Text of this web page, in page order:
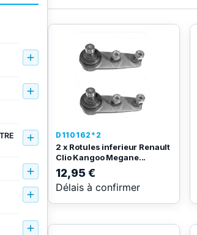
D110162*2
2 x Rotules inferieur Renault
Clio Kangoo Megane...
12,95 €
Délais à confirmer





